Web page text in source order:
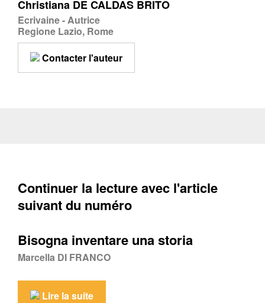
Christiana DE CALDAS BRITO
Ecrivaine - Autrice
Regione Lazio, Rome
Contacter l'auteur
Continuer la lecture avec l'article
suivant du numéro
Bisogna inventare una storia
Marcella DI FRANCO
Lire la suite